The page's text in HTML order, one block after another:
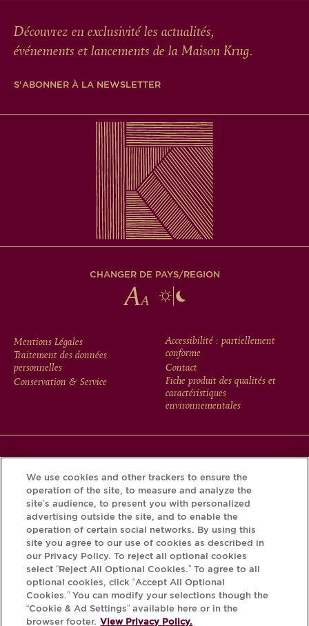
Découvrez en exclusivité les actualités,
événements et lancements de la Maison Krug.
S'ABONNER À LA NEWSLETTER
CHANGER DE PAYS/REGION
FOOTER
MENU
Mentions Légales
Traitement des données
personnelles
Conservation & Service
Accessibilité : partiellement
conforme
Contact
Fiche produit des qualités et
caractéristiques
environnementales
votre bouteille grâce au Krug iD.
We use cookies and other trackers to ensure the
operation of the site, to measure and analyze the
site’s audience, to present you with personalized
advertising outside the site, and to enable the
operation of certain social networks. By using this
site you agree to our use of cookies as described in
our Privacy Policy. To reject all optional cookies
select “Reject All Optional Cookies.” To agree to all
optional cookies, click “Accept All Optional
Cookies.” You can modify your selections though the
“Cookie & Ad Settings” available here or in the
browser footer. View Privacy Policy.